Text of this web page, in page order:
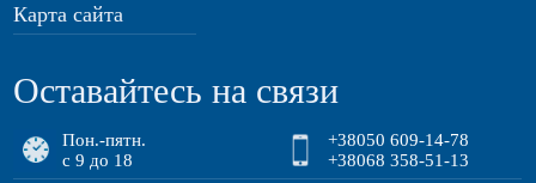
Карта сайта
Оставайтесь на связи
Пон.-пятн.
с 9 до 18
+38050 609-14-78
+38068 358-51-13